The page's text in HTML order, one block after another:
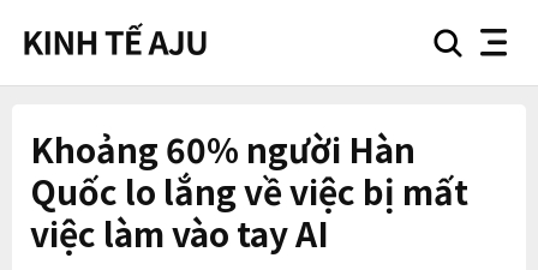
searchnav
Khoảng 60% người Hàn
Quốc lo lắng về việc bị mất
việc làm vào tay AI